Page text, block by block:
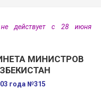
не действует с 28 июня
МИНИСТРОВ
года №315